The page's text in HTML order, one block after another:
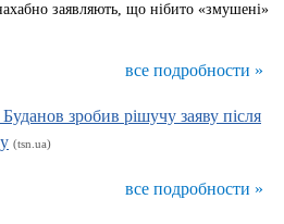
заявляють, що нібито «змушені»
все подробности »
зробив рішучу заяву після
(tsn.ua)
все подробности »